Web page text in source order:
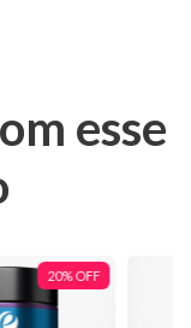
esse
20%OFF